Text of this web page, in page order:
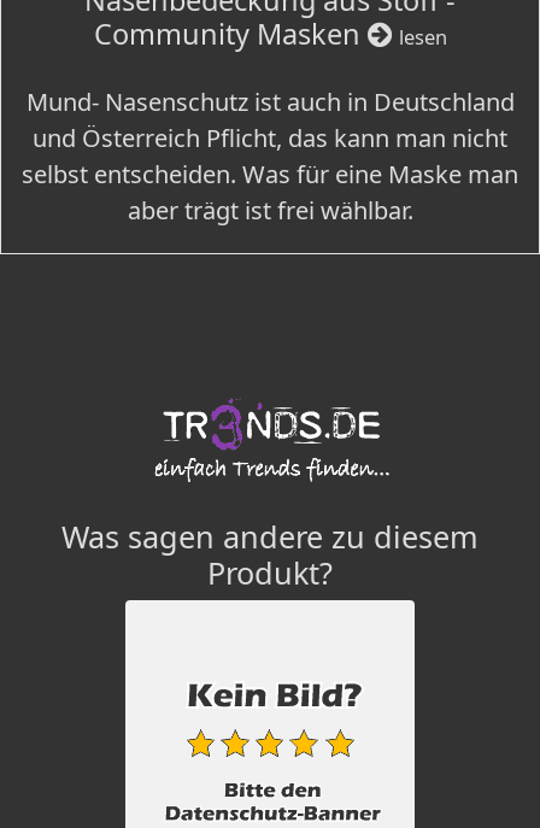
Community Masken
lesen
Mund- Nasenschutz ist auch in Deutschland
und Österreich Pflicht, das kann man nicht
selbst entscheiden. Was für eine Maske man
aber trägt ist frei wählbar.
Was sagen andere zu diesem
Produkt?